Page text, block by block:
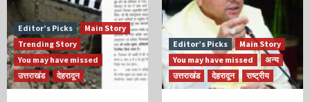
Editor’s Picks
Main Story
Trending Story
You may have missed
उत्तराखंड
देहरादून
Editor’s Picks
Main Story
You may have missed
अन्य
उत्तराखंड
देहरादून राष्ट्रीय